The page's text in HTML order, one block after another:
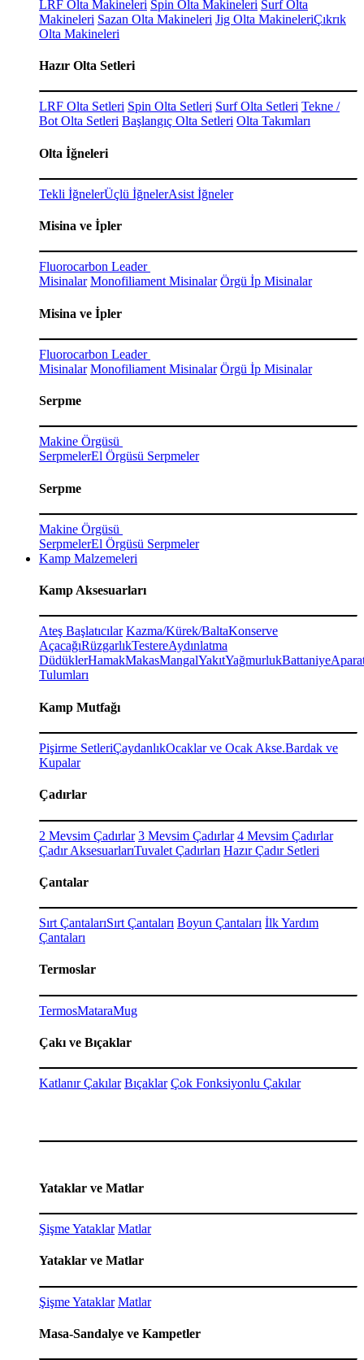
LRF Olta Makineleri Spin Olta Makineleri Surf Olta
Makineleri Sazan Olta Makineleri Jig Olta MakineleriÇıkrık
Olta Makineleri
Hazır Olta Setleri
LRF Olta Setleri Spin Olta Setleri Surf Olta Setleri Tekne /
Bot Olta Setleri Başlangıç Olta Setleri Olta Takımları
Olta İğneleri
Tekli İğnelerÜçlü İğnelerAsist İğneler
Misina ve İpler
Fluorocarbon Leader
Misinalar Monofiliament Misinalar Örgü İp Misinalar
Misina ve İpler
Fluorocarbon Leader
Misinalar Monofiliament Misinalar Örgü İp Misinalar
Serpme
Makine Örgüsü
SerpmelerEl Örgüsü Serpmeler
Serpme
Makine Örgüsü
SerpmelerEl Örgüsü Serpmeler
Kamp Malzemeleri
Kamp Aksesuarları
Ateş Başlatıcılar Kazma/Kürek/BaltaKonserve
AçacağıRüzgarlıkTestereAydınlatma
DüdüklerHamakMakasMangalYakıtYağmurlukBattaniye
Tulumları
Kamp Mutfağı
Pişirme SetleriÇaydanlıkOcaklar ve Ocak Akse.Bardak ve
Kupalar
Çadırlar
2 Mevsim Çadırlar 3 Mevsim Çadırlar 4 Mevsim Çadırlar
Çadır AksesuarlarıTuvalet Çadırları Hazır Çadır Setleri
Çantalar
Sırt ÇantalarıSırt Çantaları Boyun Çantaları İlk Yardım
Çantaları
Termoslar
TermosMataraMug
Çakı ve Bıçaklar
Katlanır Çakılar Bıçaklar Çok Fonksiyonlu Çakılar
Yataklar ve Matlar
Şişme Yataklar Matlar
Yataklar ve Matlar
Şişme Yataklar Matlar
Masa-Sandalye ve Kampetler